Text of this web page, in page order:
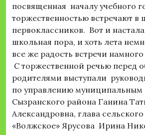
посвященная началу учебного
торжественностью встречают в
первоклассников. Вот и
школьная пора, и хоть лета
все же радость встречи
С торжественной речью перед
родителями выступали
по управлению
Сызранского района Ганина
Александровна, глава
«Волжское» Ярусова Ирина